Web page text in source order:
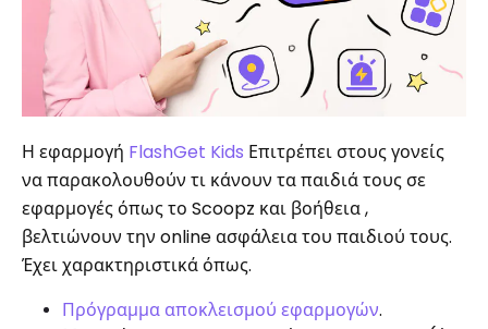
Η εφαρμογή FlashGet Kids Επιτρέπει στους γονείς
να παρακολουθούν τι κάνουν τα παιδιά τους σε
εφαρμογές όπως το Scoopz και βοήθεια ,
βελτιώνουν την online ασφάλεια του παιδιού τους.
Έχει χαρακτηριστικά όπως.
Πρόγραμμα αποκλεισμού εφαρμογών.